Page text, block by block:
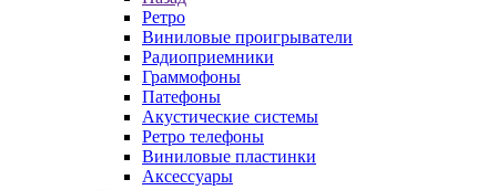
Ретро
Виниловые проигрыватели
Радиоприемники
Граммофоны
Патефоны
Акустические системы
Ретро телефоны
Виниловые пластинки
Аксессуары